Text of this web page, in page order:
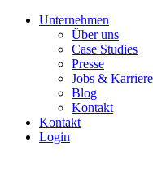
Unternehmen
Über uns
Case Studies
Presse
Jobs & Karriere
Blog
Kontakt
Kontakt
Login